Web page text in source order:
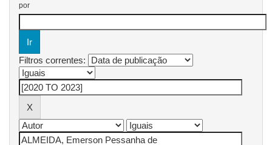
por
Filtros correntes: